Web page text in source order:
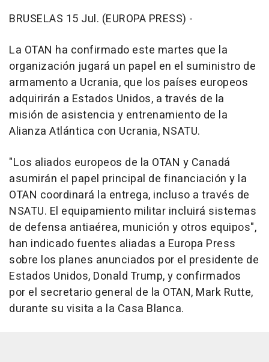
BRUSELAS 15 Jul. (EUROPA PRESS) -
La OTAN ha confirmado este martes que la
organización jugará un papel en el suministro de
armamento a Ucrania, que los países europeos
adquirirán a Estados Unidos, a través de la
misión de asistencia y entrenamiento de la
Alianza Atlántica con Ucrania, NSATU.
"Los aliados europeos de la OTAN y Canadá
asumirán el papel principal de financiación y la
OTAN coordinará la entrega, incluso a través de
NSATU. El equipamiento militar incluirá sistemas
de defensa antiaérea, munición y otros equipos",
han indicado fuentes aliadas a Europa Press
sobre los planes anunciados por el presidente de
Estados Unidos, Donald Trump, y confirmados
por el secretario general de la OTAN, Mark Rutte,
durante su visita a la Casa Blanca.